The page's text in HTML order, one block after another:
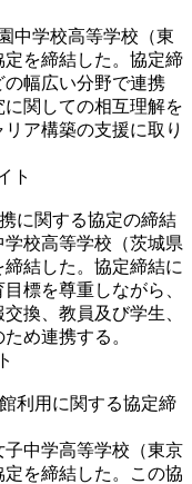
中学校高等学校（東
を締結した。協定締
幅広い分野で連携
関しての相互理解を
ア構築の支援に取り
ト
に関する協定の締結
校高等学校（茨城県
結した。協定締結に
標を尊重しながら、
換、教員及び学生、
め連携する。
利用に関する協定締
中学高等学校（東京
を締結した。この協